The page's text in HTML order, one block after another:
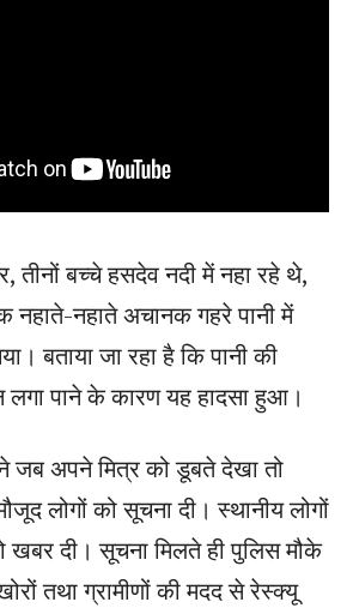
तीनों बच्चे हसदेव नदी में नहा रहे थे,
नहाते-नहाते अचानक गहरे पानी में
बताया जा रहा है कि पानी की
लगा पाने के कारण यह हादसा हुआ।
जब अपने मित्र को डूबते देखा तो
लोगों को सूचना दी। स्थानीय लोगों
दी। सूचना मिलते ही पुलिस मौके
तथा ग्रामीणों की मदद से रेस्क्यू